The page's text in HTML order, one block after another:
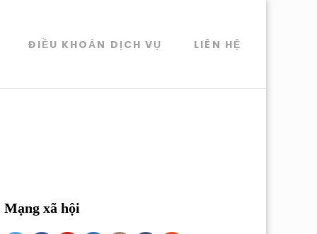
ĐIỀU KHOẢN DỊCH VỤ LIÊN HỆ
Mạng xã hội